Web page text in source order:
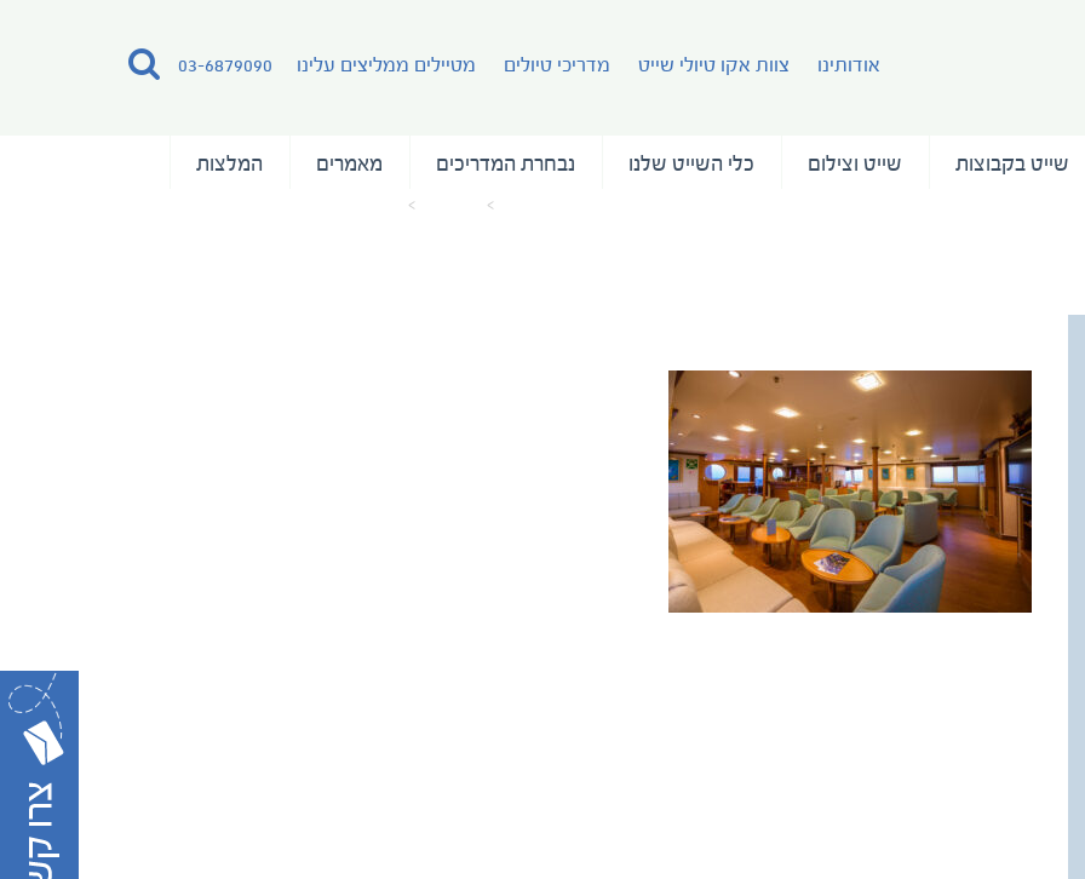
03-6879090 אודותינו צוות אקו טיולי שייט מדריכי טיולים מטיילים ממליצים עלינו
שייט בקבוצות שייט וצילום כלי השייט שלנו נבחרת המדריכים מאמרים המלצות